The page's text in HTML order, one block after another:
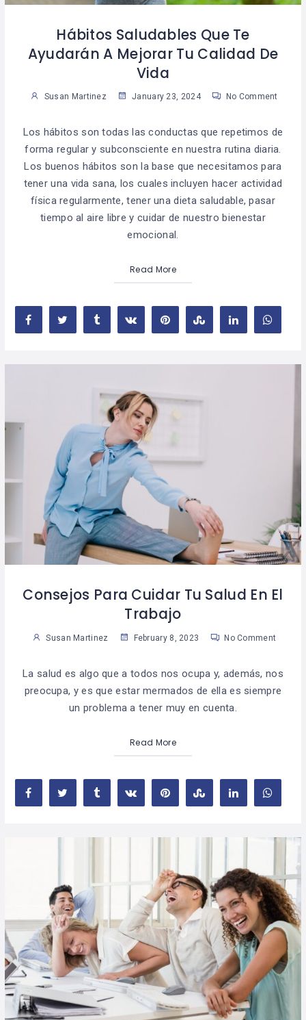
Hábitos Saludables Que Te
Ayudarán A Mejorar Tu Calidad De
Vida
Susan Martinez January 23, 2024 No Comment
Los hábitos son todas las conductas que repetimos de
forma regular y subconsciente en nuestra rutina diaria.
Los buenos hábitos son la base que necesitamos para
tener una vida sana, los cuales incluyen hacer actividad
física regularmente, tener una dieta saludable, pasar
tiempo al aire libre y cuidar de nuestro bienestar
emocional.
Read More
Consejos Para Cuidar Tu Salud En El
Trabajo
Susan Martinez February 8, 2023 No Comment
La salud es algo que a todos nos ocupa y, además, nos
preocupa, y es que estar mermados de ella es siempre
un problema a tener muy en cuenta.
Read More